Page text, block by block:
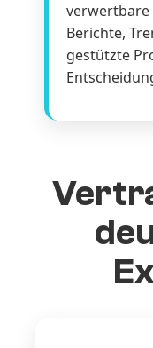
Berichte,
gestützte